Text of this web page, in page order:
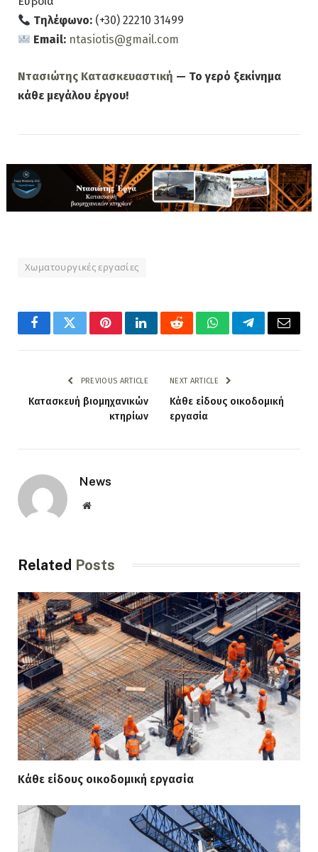
Τηλέφωνο: (+30) 22210 31499
Email: ntasiotis@gmail.com
Ντασιώτης Κατασκευαστική — Το γερό ξεκίνημα
κάθε μεγάλου έργου!
Χωματουργικές εργασίες
FacebookTwitterPinterestLinkedInRedditWhatsAppTelegramEmail
PREVIOUS ARTICLE
Κατασκευή βιομηχανικών
κτηρίων
NEXT ARTICLE
Κάθε είδους οικοδομική
εργασία
News
Website
Related Posts
Κάθε είδους οικοδομική εργασία